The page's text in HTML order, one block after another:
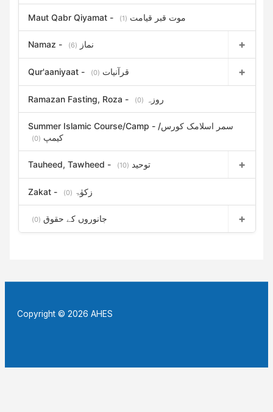
Maut Qabr Qiyamat - موت قبر قیامت (1)
Namaz - نماز (6)
Qur'aaniyaat - قرآنیات (0)
Ramazan Fasting, Roza - روزہ (0)
Summer Islamic Course/Camp - سمر اسلامک کورس/
کیمپ (0)
Tauheed, Tawheed - توحید (10)
Zakat - زکوٰۃ (0)
جانوروں کے حقوق (0)
Copyright © 2026 AHES